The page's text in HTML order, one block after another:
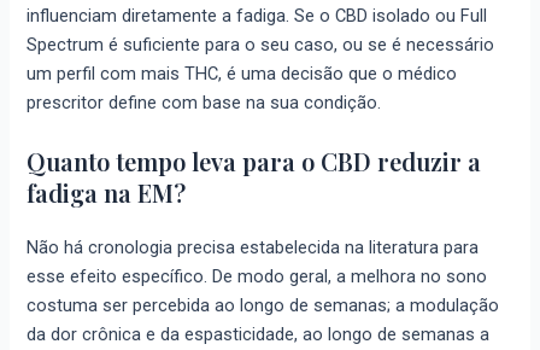
influenciam diretamente a fadiga. Se o CBD isolado ou Full
Spectrum é suficiente para o seu caso, ou se é necessário
um perfil com mais THC, é uma decisão que o médico
prescritor define com base na sua condição.
Quanto tempo leva para o CBD reduzir a
fadiga na EM?
Não há cronologia precisa estabelecida na literatura para
esse efeito específico. De modo geral, a melhora no sono
costuma ser percebida ao longo de semanas; a modulação
da dor crônica e da espasticidade, ao longo de semanas a